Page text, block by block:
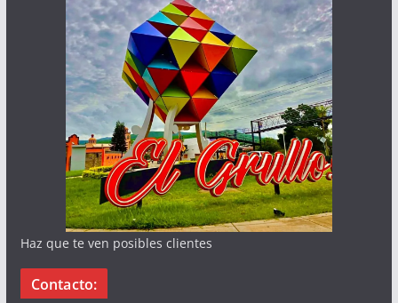
Haz que te ven posibles clientes
Contacto: